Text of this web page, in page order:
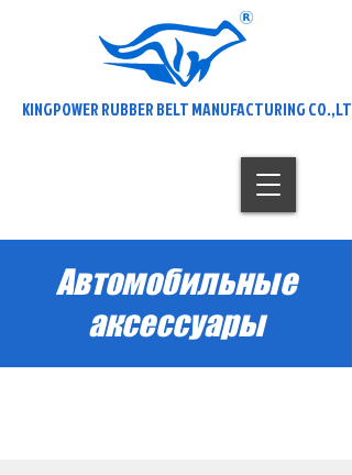
KINGPOWER RUBBER BELT MANUFACTURING CO.,LTD
Автомобильные
аксессуары